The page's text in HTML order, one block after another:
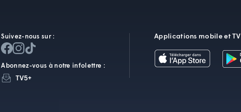
Suivez-nous sur :
Abonnez-vous à notre infolettre :
TV5+
Applications mobile et TV